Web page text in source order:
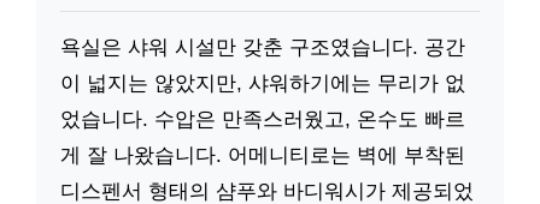
욕실은 샤워 시설만 갖춘 구조였습니다. 공간
이 넓지는 않았지만, 샤워하기에는 무리가 없
었습니다. 수압은 만족스러웠고, 온수도 빠르
게 잘 나왔습니다. 어메니티로는 벽에 부착된
디스펜서 형태의 샴푸와 바디워시가 제공되었